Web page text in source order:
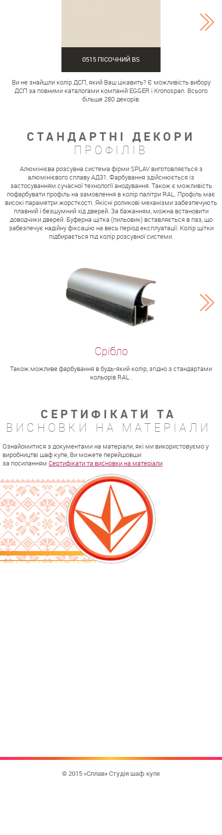
0515 ПІСОЧНИЙ BS
Ви не знайшли колір ДСП, який Ваш цікавить? Є можливість вибору
ДСП за повними каталогами компаній EGGER і Kronospan. Всього
більше 280 декорів.
СТАНДАРТНІ ДЕКОРИ
ПРОФІЛІВ
Алюмінієва розсувна система фірми SPLAV виготовляється з
алюмінієвого сплаву АД31. Фарбування здійснюється із
застосуванням сучасної технології анодування. Також є можливість
пофарбувати профіль на замовлення в колір палітри RAL. Профіль має
високі параметри жорсткості. Якісні роликові механізми забезпечують
плавний і безшумний хід дверей. За бажанням, можна встановити
доводчики дверей. Буферна щітка (пильовик) вставляється в паз, що
забезпечує надійну фіксацію на весь період експлуатації. Колір щітки
підбирається під колір розсувної системи.
Також можливе фарбування в будь-який колір, згідно з стандартами
кольорів RAL .
СЕРТИФІКАТИ ТА
ВИСНОВКИ НА МАТЕРІАЛИ
Ознайомитися з документами на матеріали, які ми використовуємо у
виробництві шаф купе, Ви можете перейшовши
за посиланням Сертифікати та висновки на матеріали
© 2015 «Сплав» Студія шаф купе